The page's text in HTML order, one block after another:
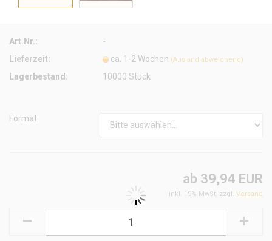
Art.Nr.:
-
Lieferzeit:
ca. 1-2 Wochen (Ausland abweichend)
Lagerbestand: 10000Stück
Format:
ab 39,94 EUR
inkl. 19% MwSt. zzgl. Versand